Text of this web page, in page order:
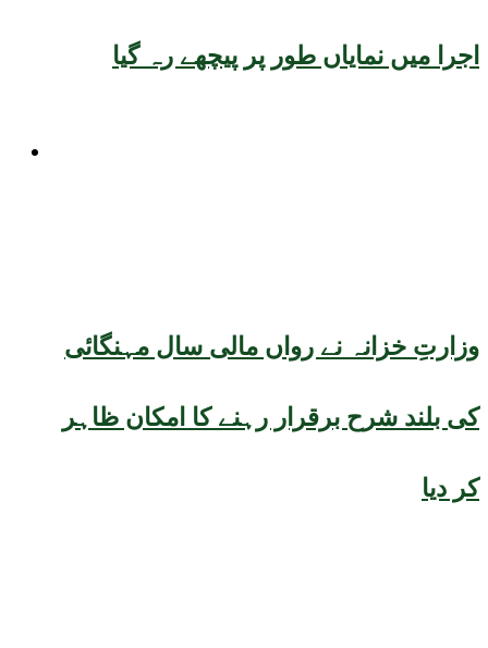
اجرا میں نمایاں طور پر پیچھے رہ گیا
وزارتِ خزانہ نے رواں مالی سال مہنگائی
کی بلند شرح برقرار رہنے کا امکان ظاہر
کر دیا